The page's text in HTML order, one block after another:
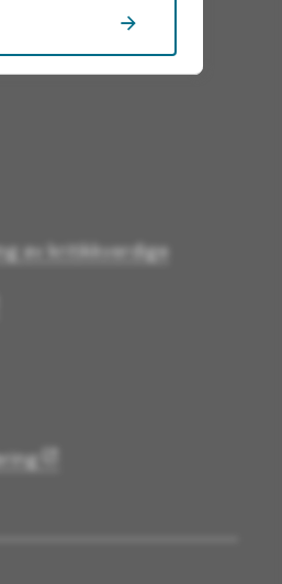
av kritikkverdige